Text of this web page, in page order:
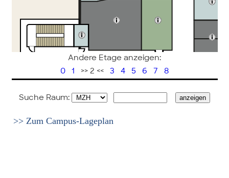
Andere Etage anzeigen:
0 1 >> 2 << 3 4 5 6 7 8
Suche Raum:
>> Zum Campus-Lageplan